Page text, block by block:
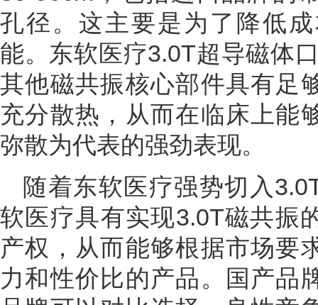
孔径。这主要是为了降低
能。东软医疗3.0T超导磁体
其他磁共振核心部件具有足
充分散热，从而在临床上能
弥散为代表的强劲表现。
随着东软医疗强势切入
软医疗具有实现3.0T磁共振
产权，从而能够根据市场要
力和性价比的产品。国产品